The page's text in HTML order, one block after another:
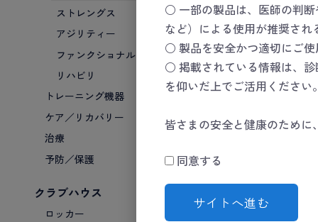
○ 一部の製品は、医師の判
など）による使用が推奨さ
○ 製品を安全かつ適切にご
○ 掲載されている情報は、
を仰いだ上でご活用くださ
皆さまの安全と健康のため
同意する
サイトへ進む
ストレングス
アジリティー
ファンクショナル
リハビリ
トレーニング機器
ケア／リカバリー
治療
予防／保護
クラブハウス
ロッカー